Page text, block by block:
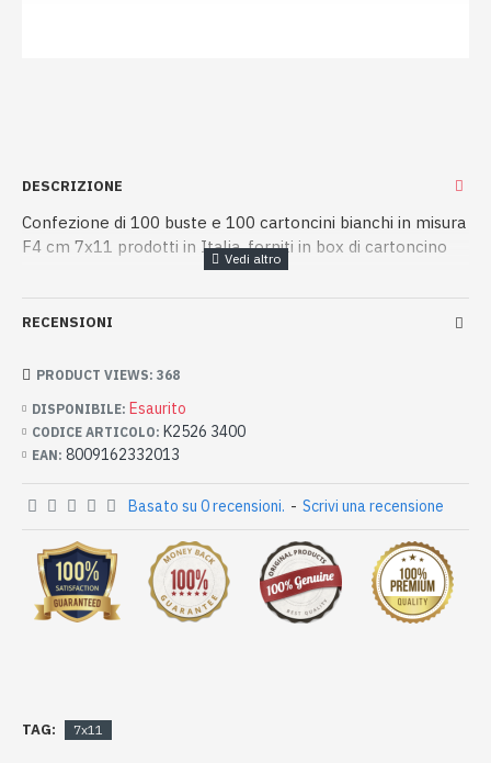
DESCRIZIONE
Confezione di 100 buste e 100 cartoncini bianchi in misura
F4 cm 7x11 prodotti in Italia, forniti in box di cartoncino
RECENSIONI
DISPONIBILE: Esaurito
CODICE ARTICOLO: K2526 3400
EAN: 8009162332013
PRODUCT VIEWS: 368
Basato su 0 recensioni. - Scrivi una recensione
TAG: 7x11